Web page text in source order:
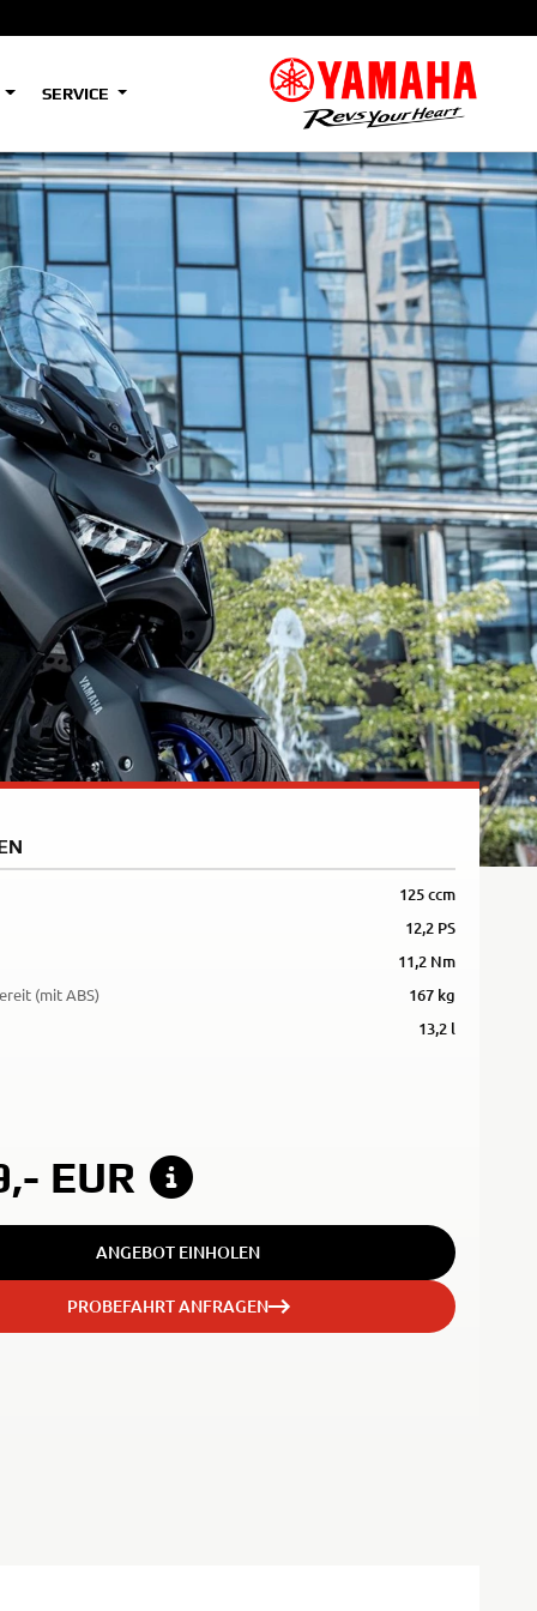
(Low)
35kW
A2
Tenere
700
Rally
35kW
SERVICE
125 ccm
12,2 PS
11,2 Nm
(mit ABS)
167 kg
13,2 l
EUR
ANGEBOT EINHOLEN
PROBEFAHRT ANFRAGEN